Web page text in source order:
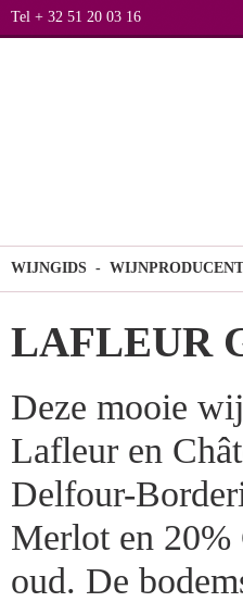
Tel + 32 51 20 03 16
WIJNGIDS -
LAFLEUR
Deze mooie
Lafleur en
Delfour-
Merlot en 20%
oud. De